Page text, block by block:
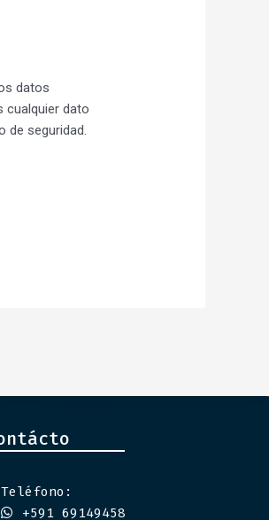
datos
cualquier dato
de seguridad.
Teléfono:
+591 69149458